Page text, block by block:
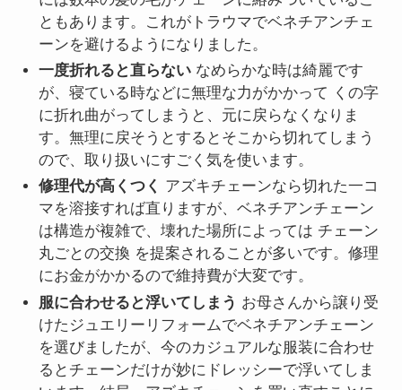
ともあります。これがトラウマでベネチアンチェ
ーンを避けるようになりました。
一度折れると直らない なめらかな時は綺麗です
が、寝ている時などに無理な力がかかって くの字
に折れ曲がってしまうと、元に戻らなくなりま
す。無理に戻そうとするとそこから切れてしまう
ので、取り扱いにすごく気を使います。
修理代が高くつく アズキチェーンなら切れた一コ
マを溶接すれば直りますが、ベネチアンチェーン
は構造が複雑で、壊れた場所によっては チェーン
丸ごとの交換 を提案されることが多いです。修理
にお金がかかるので維持費が大変です。
服に合わせると浮いてしまう お母さんから譲り受
けたジュエリーリフォームでベネチアンチェーン
を選びましたが、今のカジュアルな服装に合わせ
るとチェーンだけが妙にドレッシーで浮いてしま